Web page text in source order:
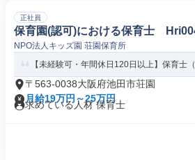
正社員
保育園(認可)における保育士
NPO法人キッズ園 荘園保育所
【未経験可・年間休日120日以上】保育士
〒563-0038大阪府池田市荘園
月給19万円～25万円
求めている人材 保育士